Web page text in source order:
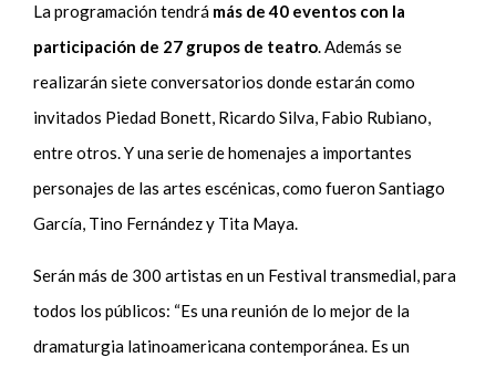
La programación tendrá más de 40 eventos con la
participación de 27 grupos de teatro. Además se
realizarán siete conversatorios donde estarán como
invitados Piedad Bonett, Ricardo Silva, Fabio Rubiano,
entre otros. Y una serie de homenajes a importantes
personajes de las artes escénicas, como fueron Santiago
García, Tino Fernández y Tita Maya.
Serán más de 300 artistas en un Festival transmedial, para
todos los públicos: “Es una reunión de lo mejor de la
dramaturgia latinoamericana contemporánea. Es un